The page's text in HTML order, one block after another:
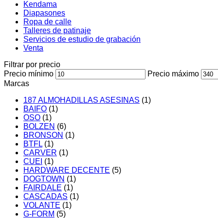
Kendama
Diapasones
Ropa de calle
Talleres de patinaje
Servicios de estudio de grabación
Venta
Filtrar por precio
Precio mínimo
Precio máximo
Marcas
187 ALMOHADILLAS ASESINAS (1)
BAIFO (1)
OSO (1)
BOLZEN (6)
BRONSON (1)
BTFL (1)
CARVER (1)
CUEI (1)
HARDWARE DECENTE (5)
DOGTOWN (1)
FAIRDALE (1)
CASCADAS (1)
VOLANTE (1)
G-FORM (5)